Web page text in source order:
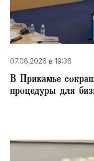
07.08.2026 в 19:36
В Прикамье
процедуры для